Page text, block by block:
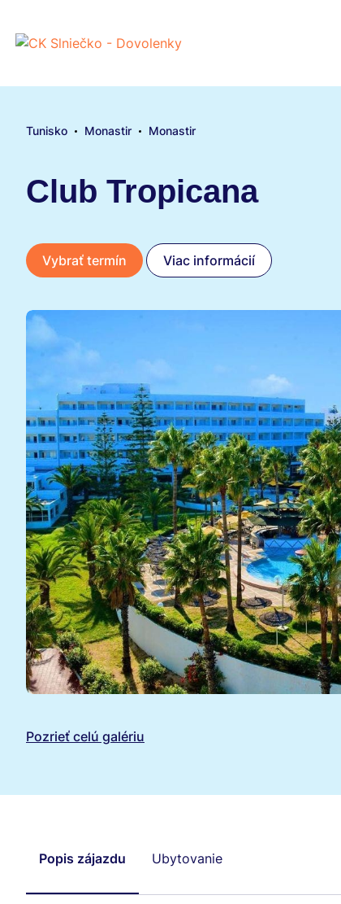
Tunisko Monastir Monastir
Club Tropicana
Vybrať termín Viac informácií
Pozrieť celú galériu
Popis zájazdu Ubytovanie